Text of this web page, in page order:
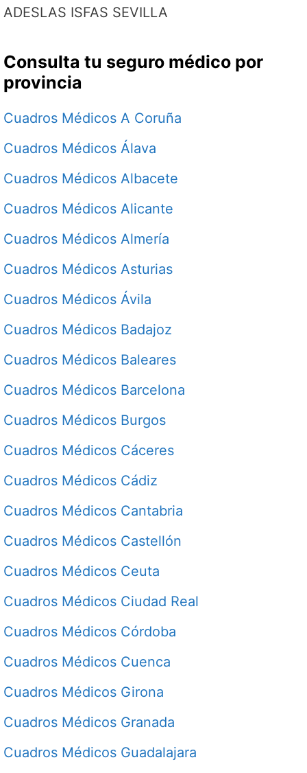
ADESLAS ISFAS SEVILLA
Consulta tu seguro médico por
provincia
Cuadros Médicos A Coruña
Cuadros Médicos Álava
Cuadros Médicos Albacete
Cuadros Médicos Alicante
Cuadros Médicos Almería
Cuadros Médicos Asturias
Cuadros Médicos Ávila
Cuadros Médicos Badajoz
Cuadros Médicos Baleares
Cuadros Médicos Barcelona
Cuadros Médicos Burgos
Cuadros Médicos Cáceres
Cuadros Médicos Cádiz
Cuadros Médicos Cantabria
Cuadros Médicos Castellón
Cuadros Médicos Ceuta
Cuadros Médicos Ciudad Real
Cuadros Médicos Córdoba
Cuadros Médicos Cuenca
Cuadros Médicos Girona
Cuadros Médicos Granada
Cuadros Médicos Guadalajara